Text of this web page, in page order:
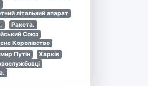
літальний апарат
Ракета.
Союз
Королівство
Путін
Харків